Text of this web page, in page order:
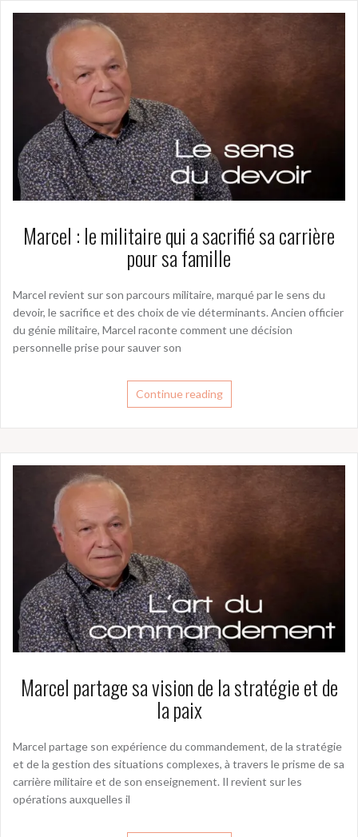
Marcel : le militaire qui a sacrifié sa carrière
pour sa famille
Marcel revient sur son parcours militaire, marqué par le sens du
devoir, le sacrifice et des choix de vie déterminants. Ancien officier
du génie militaire, Marcel raconte comment une décision
personnelle prise pour sauver son
Continue reading
Marcel partage sa vision de la stratégie et de
la paix
Marcel partage son expérience du commandement, de la stratégie
et de la gestion des situations complexes, à travers le prisme de sa
carrière militaire et de son enseignement. Il revient sur les
opérations auxquelles il